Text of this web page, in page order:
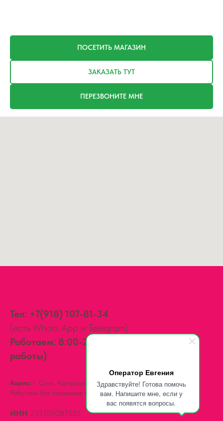
Оператор Евгения
Здравствуйте! Готова помочь
вам. Напишите мне, если у
вас появятся вопросы.
ПОСЕТИТЬ МАГАЗИН
ЗАКАЗАТЬ ТУТ
ПЕРЕЗВОНИТЕ МНЕ
Тел: +7(918) 107-81-34
(есть Whats App и Telegram)
Работаем: 8:00-20:00 (зимний график
работы)
Адрес: г. Сочи, Адлерский район,ул. Мира, д. 14
Работаем без перерывов и выходных.
ИНН 231709387555